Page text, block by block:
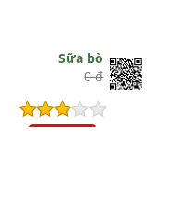
Sữa bò
0 đ